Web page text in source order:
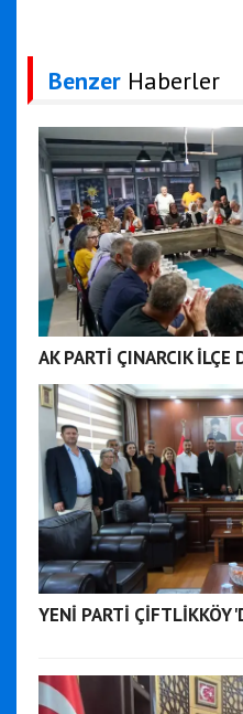
Benzer Haberler
AK PARTİ ÇINARCIK İLÇE
YENİ PARTİ